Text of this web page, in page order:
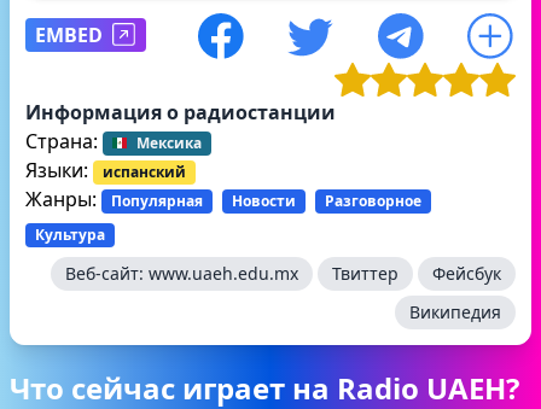
EMBED
Информация о радиостанции
Страна:
Мексика
Языки: испанский
Жанры: Популярная Новости
Разговорное
Культура
Веб-сайт: www.uaeh.edu.mx Твиттер
Фейсбук
Википедия
Что сейчас играет на Radio UAEH?